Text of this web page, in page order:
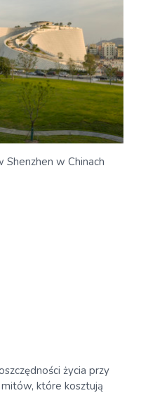
w Chinach
życia przy
które kosztują